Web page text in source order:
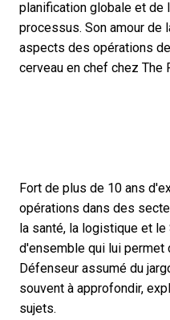
planification globale et de
processus. Son amour de
aspects des opérations
cerveau en chef chez The
Fort de plus de 10 ans
opérations dans des
la santé, la logistique et
d'ensemble qui lui permet
Défenseur assumé du
souvent à approfondir,
sujets.